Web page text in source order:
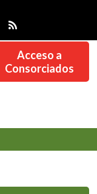
Acceso a
Consorciados